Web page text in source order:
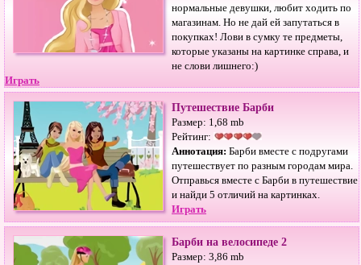
нормальные девушки, любит ходить по
магазинам. Но не дай ей запутаться в
покупках! Лови в сумку те предметы,
которые указаны на картинке справа, и
не слови лишнего:)
Играть
Путешествие Барби
Размер: 1,68 mb
Рейтинг:
Аннотация: Барби вместе с подругами
путешествует по разным городам мира.
Отправься вместе с Барби в путешествие
и найди 5 отличий на картинках.
Играть
Барби на велосипеде 2
Размер: 3,86 mb